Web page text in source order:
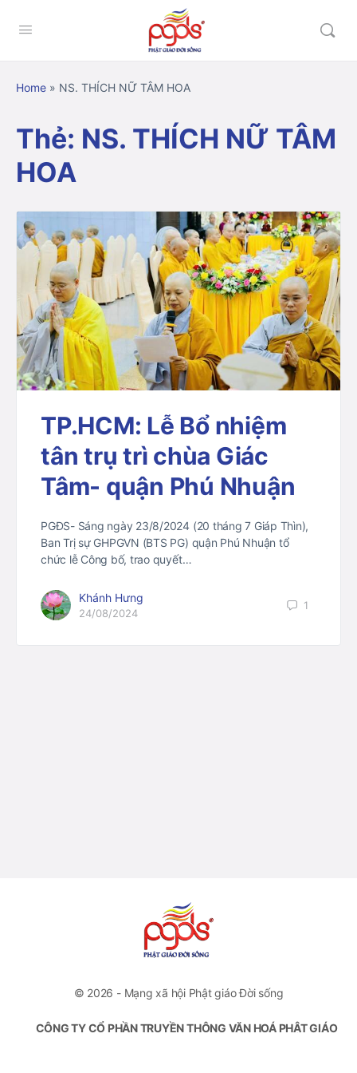
Home » NS. THÍCH NỮ TÂM HOA
Thẻ: NS. THÍCH NỮ TÂM
HOA
TP.HCM: Lễ Bổ nhiệm
tân trụ trì chùa Giác
Tâm- quận Phú Nhuận
PGĐS- Sáng ngày 23/8/2024 (20 tháng 7 Giáp Thìn),
Ban Trị sự GHPGVN (BTS PG) quận Phú Nhuận tổ
chức lễ Công bố, trao quyết…
Khánh Hưng
24/08/2024
1
© 2026 - Mạng xã hội Phật giáo Đời sống
CÔNG TY CỔ PHẦN TRUYỀN THÔNG VĂN HOÁ PHẬT GIÁO